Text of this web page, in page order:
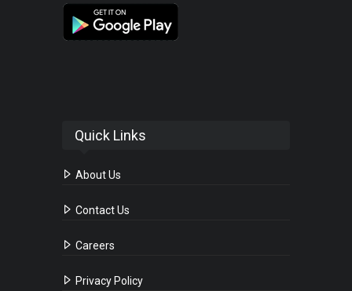
Quick Links
About Us
Contact Us
Careers
Privacy Policy